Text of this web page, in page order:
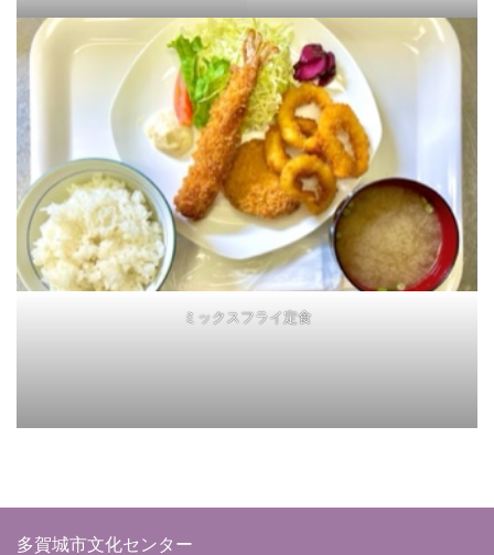
ミックスフライ定食
多賀城市文化センター